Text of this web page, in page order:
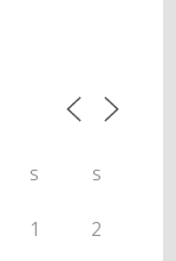
S S
1 2